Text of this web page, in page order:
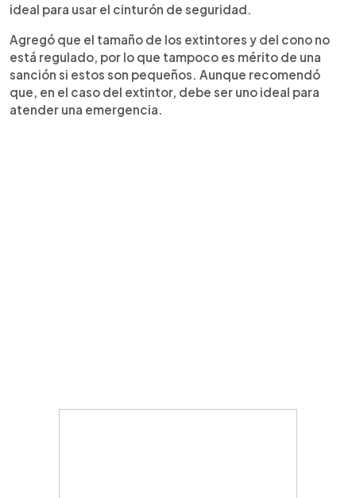
ideal para usar el cinturón de seguridad.
Agregó que el tamaño de los extintores y del cono no
está regulado, por lo que tampoco es mérito de una
sanción si estos son pequeños. Aunque recomendó
que, en el caso del extintor, debe ser uno ideal para
atender una emergencia.